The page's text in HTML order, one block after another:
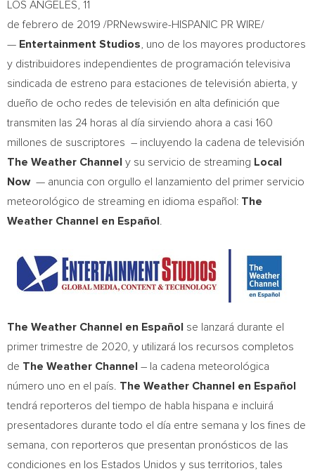
LOS ÁNGELES, 11
de febrero de 2019 /PRNewswire-HISPANIC PR WIRE/
— Entertainment Studios , uno de los mayores productores
y distribuidores independientes de programación televisiva
sindicada de estreno para estaciones de televisión abierta, y
dueño de ocho redes de televisión en alta definición que
transmiten las 24 horas al día sirviendo ahora a casi 160
millones de suscriptores – incluyendo la cadena de televisión
The Weather Channel y su servicio de streaming Local
Now— anuncia con orgullo el lanzamiento del primer servicio
meteorológico de streaming en idioma español: The
Weather Channel en Español
The Weather Channel en Español
se lanzará durante el
primer trimestre de 2020, y utilizará los recursos completos
de The Weather Channel – la cadena meteorológica
número uno en el país. The Weather Channel en Español
tendrá reporteros del tiempo de habla hispana e incluirá
presentadores durante todo el día entre semana y los fines de
semana, con reporteros que presentan pronósticos de las
condiciones en los Estados Unidos y sus territorios, tales